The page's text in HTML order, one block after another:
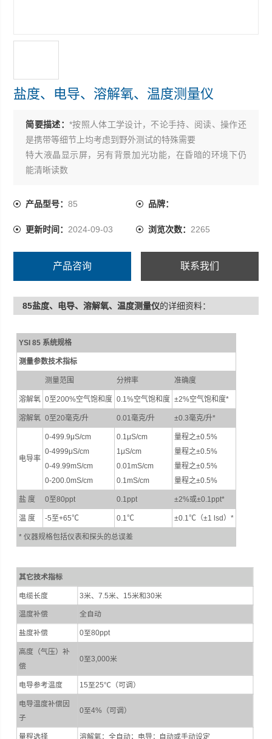
盐度、电导、溶解氧、温度测量仪
简要描述：*按照人体工学设计，不论手持、阅读、操作还
是携带等细节上均考虑到野外测试的特殊需要
特大液晶显示屏，另有背景加光功能，在昏暗的环境下仍
能清晰读数
用；另外金属的重量让探头更易于沉入水中
产品型号：85 品牌：
更新时间： 2024-09-03 浏览次数： 2265
产品咨询 联系我们
85盐度、电导、溶解氧、温度测量仪的详细资料：
+
YSI 85 系统规格
测量参数技术指标
测量范围 分辨率 准确度
溶解氧 0至200%空气饱和度 0.1%空气饱和度 ±2%空气饱和度*
溶解氧 0至20毫克/升 0.01毫克/升 ±0.3毫克/升*
电导率
0-499.9μS/cm
0-4999μS/cm
0-49.99mS/cm
0-200.0mS/cm
0.1μS/cm
1μS/cm
0.01mS/cm
0.1mS/cm
量程之±0.5%
量程之±0.5%
量程之±0.5%
量程之±0.5%
盐 度 0至80ppt 0.1ppt ±2%或±0.1ppt*
温 度 -5至+65℃ 0.1℃ ±0.1℃（±1 lsd）*
* 仪器规格包括仪表和探头的总误差
其它技术指标
电缆长度 3米、7.5米、15米和30米
温度补偿 全自动
盐度补偿 0至80ppt
高度（气压）补
偿
0至3,000米
电导参考温度 15至25℃（可调）
电导温度补偿因
子
0至4%（可调）
量程选择 溶解氧：全自动；电导：自动或手动设定